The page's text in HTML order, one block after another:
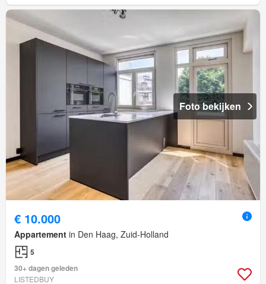
Foto bekijken
€ 10.000
Appartement in Den Haag, Zuid-Holland
5
30+ dagen geleden
LISTEDBUY